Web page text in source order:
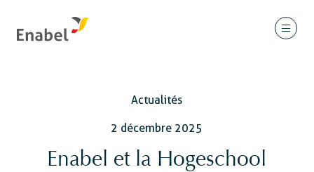
Actualités
2 décembre 2025
Enabel et la Hogeschool